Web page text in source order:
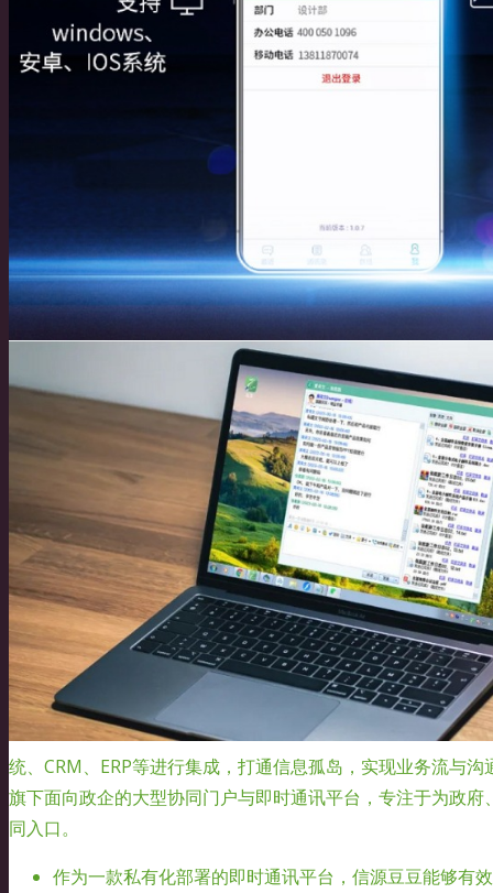
统、CRM、ERP等进行集成，打通信息孤岛，实现业务流与
旗下面向政企的大型协同门户与即时通讯平台，专注于为政
同入口。
作为一款私有化部署的即时通讯平台，信源豆豆能够有